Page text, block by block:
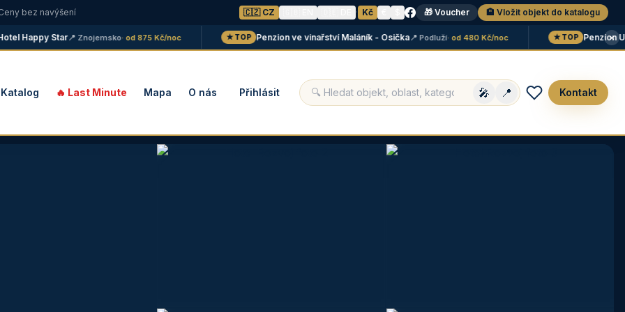
bez navýšení 🇨🇿 CZ · Kč 🎁 Voucher 🏨 Vložit objekt do katalogu
Happy Star📍 Znojemsko· od 875 Kč/noc ★ TOP Penzion ve vinařství Maláník - Osička📍 Podluží· od 480 Kč/noc ★ TOP Penzion U
×
Katalog 🔥 Last Minute Mapa O nás Přihlásit 🎤 📍 Kontakt